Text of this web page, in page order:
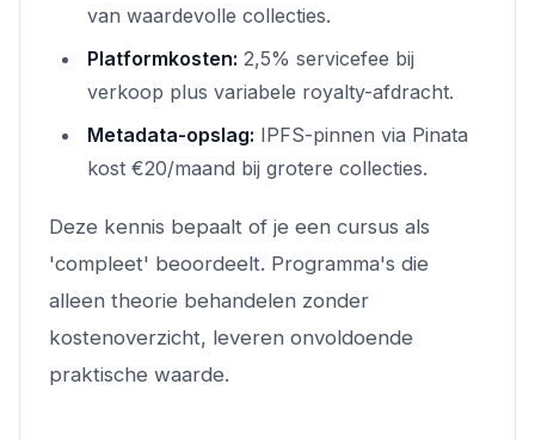
van waardevolle collecties.
Platformkosten: 2,5% servicefee bij
verkoop plus variabele royalty-afdracht.
Metadata-opslag: IPFS-pinnen via Pinata
kost €20/maand bij grotere collecties.
Deze kennis bepaalt of je een cursus als
'compleet' beoordeelt. Programma's die
alleen theorie behandelen zonder
kostenoverzicht, leveren onvoldoende
praktische waarde.